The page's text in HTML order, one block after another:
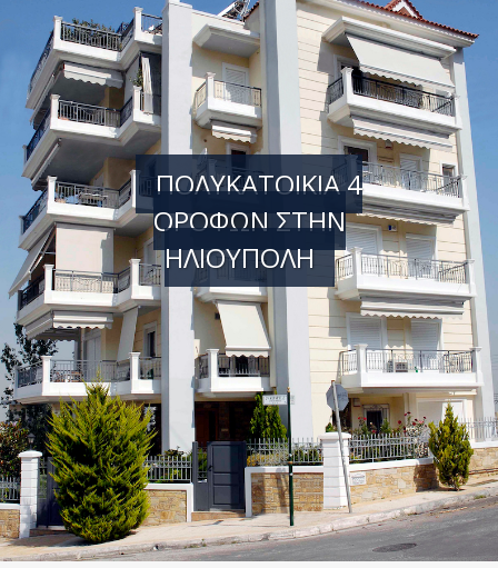
ΠΟΛΥΚΑΤΟΙΚΊΑ 4
ΟΡΌΦΩΝ ΣΤΗΝ
ΗΛΙΟΎΠΟΛΗ